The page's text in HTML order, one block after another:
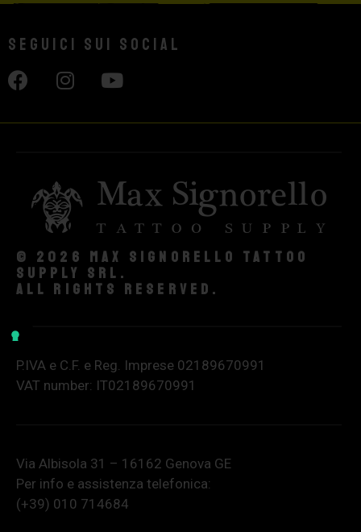
Seguici sui social
© 2026 Max Signorello Tattoo
supply srl.
All rights reserved.
P.IVA e C.F. e Reg. Imprese 02189670991
VAT number: IT02189670991
Via Albisola 31 – 16162 Genova GE
Per info e assistenza telefonica:
(+39) 010 714684